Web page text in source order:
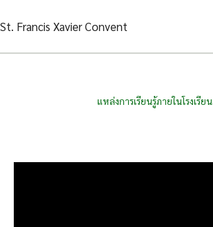
to
St. Francis Xavier Convent
แหล่งการเรียนรู้ภายในโรงเรียน